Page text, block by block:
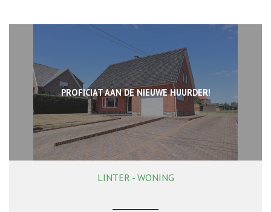
PROFICIAT AAN DE NIEUWE HUURDER!
168 m² 2 1
LINTER - WONING